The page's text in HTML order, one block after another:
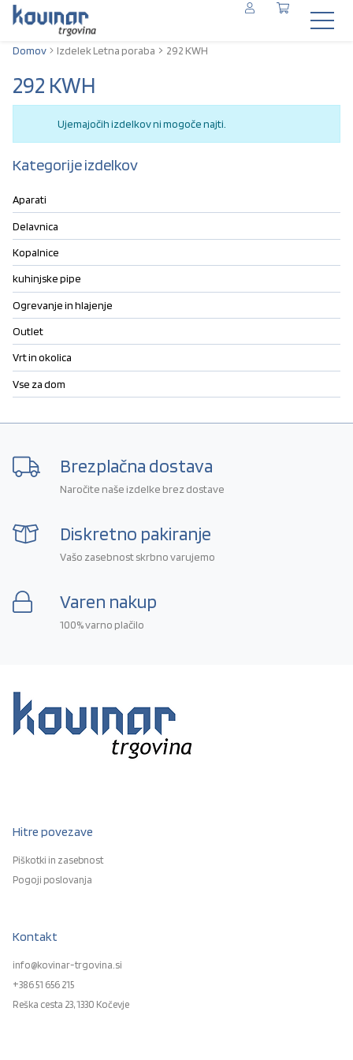
Domov Izdelek Letna poraba 292 KWH
292 KWH
Ujemajočih izdelkov ni mogoče najti.
Kategorije izdelkov
Aparati
Delavnica
Kopalnice
kuhinjske pipe
Ogrevanje in hlajenje
Outlet
Vrt in okolica
Vse za dom
Brezplačna dostava
Naročite naše izdelke brez dostave
Diskretno pakiranje
Vašo zasebnost skrbno varujemo
Varen nakup
100% varno plačilo
Hitre povezave
Piškotki in zasebnost
Pogoji poslovanja
Kontakt
info@kovinar-trgovina.si
+386 51 656 215
Reška cesta 23, 1330 Kočevje